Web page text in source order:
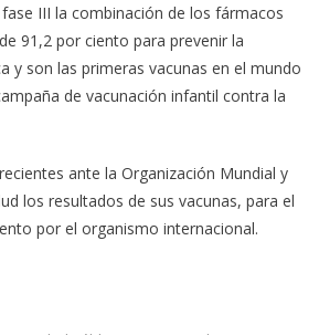
III la combinación de los fármacos
91,2 por ciento para prevenir la
y son las primeras vacunas en el mundo
de vacunación infantil contra la
ante la Organización Mundial y
los resultados de sus vacunas, para el
por el organismo internacional.